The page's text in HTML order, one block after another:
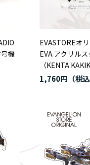
機
EVASTOREオ
EVA アクリル
（KENTA
1,760円